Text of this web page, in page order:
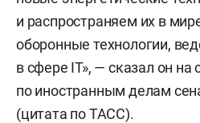
и распространяем их в
оборонные технологии,
в сфере IТ», — сказал он на
по иностранным делам
(цитата поТАСС).